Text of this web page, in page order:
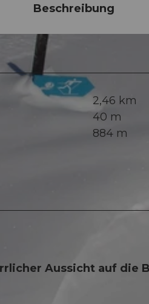
Beschreibung
2,46 km
40 m
884 m
Aussicht auf die